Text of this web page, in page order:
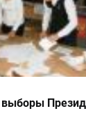
выборы